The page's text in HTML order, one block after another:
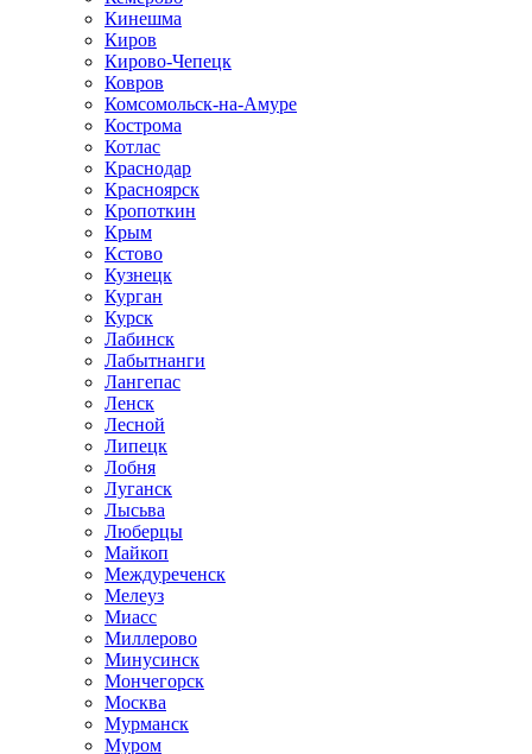
Кинешма
Киров
Кирово-Чепецк
Ковров
Комсомольск-на-Амуре
Кострома
Котлас
Краснодар
Красноярск
Кропоткин
Крым
Кстово
Кузнецк
Курган
Курск
Лабинск
Лабытнанги
Лангепас
Ленск
Лесной
Липецк
Лобня
Луганск
Лысьва
Люберцы
Майкоп
Междуреченск
Мелеуз
Миасс
Миллерово
Минусинск
Мончегорск
Москва
Мурманск
Муром